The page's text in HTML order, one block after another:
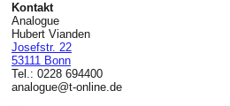
Kontakt
Analogue
Hubert Vianden
Josefstr. 22
53111 Bonn
Tel.: 0228 694400
analogue@t-online.de